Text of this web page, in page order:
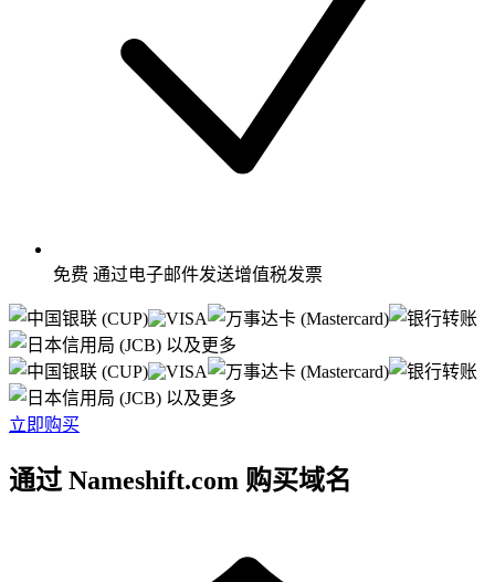
免费 通过电子邮件发送增值税发票
以及更多
以及更多
立即购买
通过 Nameshift.com 购买域名